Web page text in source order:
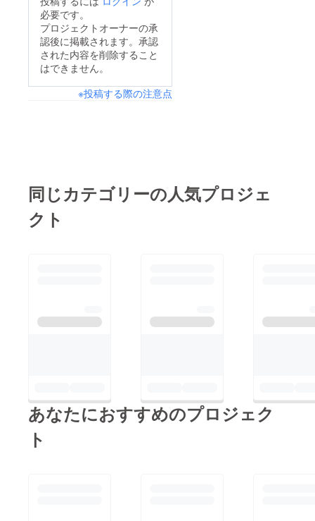
必要です。
プロジェクトオーナーの承
認後に掲載されます。承認
された内容を削除すること
はできません。
※投稿する際の注意点
同じカテゴリーの人気プロジェ
クト
あなたにおすすめのプロジェク
ト